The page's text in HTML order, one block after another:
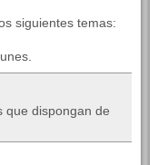
siguientes temas:
que dispongan de